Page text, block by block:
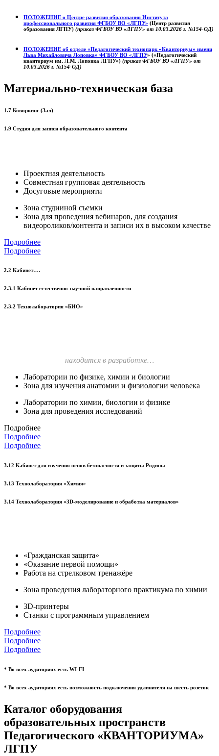
ПОЛОЖЕНИЕ о Центре развития образования Института
профессионального развития ФГБОУ ВО «ЛГПУ» (Центр развития
образования ЛГПУ) (приказ ФГБОУ ВО «ЛГПУ» от 10.03.2026 г. №154-ОД)
ПОЛОЖЕНИЕ об отделе «Педагогический технопарк «Кванториум» имени
Льва Михайловича Лоповка» ФГБОУ ВО «ЛГПУ» («Педагогический
кванториум им. Л.М. Лоповка ЛГПУ») (приказ ФГБОУ ВО «ЛГПУ» от
10.03.2026 г. №154-ОД)
Материально-техническая база
1.7 Коворкинг (Зал)
1.9 Студия для записи образовательного контента
Проектная деятельность
Совместная групповая деятельность
Досуговые мероприяти
Зона студииной съемки
Зона для проведения вебинаров, для создания
видеороликов/контента и записи их в высоком качестве
Подробнее
Подробнее
2.2 Кабинет….
2.3.1 Кабинет естественно-научной направленности
2.3.2 Технолаборатория «БИО»
находится в разработке…
Лаборатории по физике, химии и биологии
Зона для изучения анатомии и физиологии человека
Лаборатории по химии, биологии и физике
Зона для проведения исследований
Подробнее
Подробнее
Подробнее
3.12 Кабинет для изучения основ безопасности и защиты Родины
3.13 Технолаборатория «Химия»
3.14 Технолаборатория «3D-моделирование и обработка материалов»
«Гражданская защита»
«Оказание первой помощи»
Работа на стрелковом тренажёре
Зона проведения лабораторного практикума по химии
3D-принтеры
Станки с программным управлением
Подробнее
Подробнее
Подробнее
* Во всех аудиториях есть WI-FI
* Во всех аудиториях есть возможность подключения удлинителя на шесть розеток
Каталог оборудования
образовательных пространств
Педагогического «КВАНТОРИУМА»
ЛГПУ